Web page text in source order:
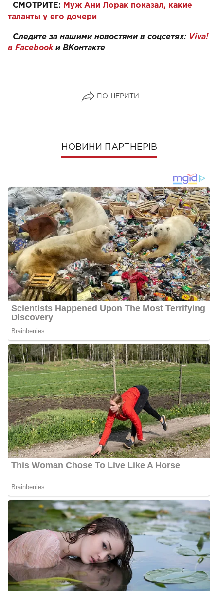
СМОТРИТЕ: Муж Ани Лорак показал, какие
таланты у его дочери
Следите за нашими новостями в соцсетях: Viva!
в Facebookи ВКонтакте
ПОШЕРИТИ
НОВИНИ ПАРТНЕРІВ